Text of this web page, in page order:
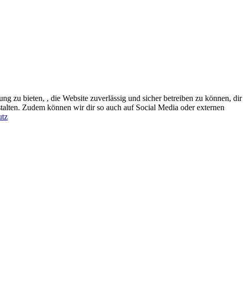
zu bieten, , die Website zuverlässig und sicher betreiben zu können, dir
Zudem können wir dir so auch auf Social Media oder externen